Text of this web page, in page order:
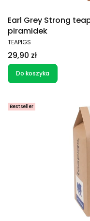
Earl Grey Strong
piramidek
PRODUCENT
TEAPIGS
Cena
29,90 zł
Do koszyka
Bestseller